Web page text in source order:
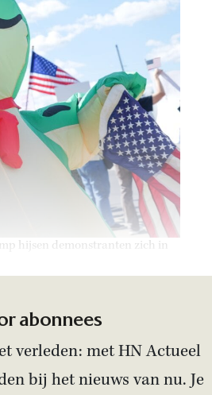
hijsen demonstranten zich in
abonnees
verleden: met HN Actueel
bij het nieuws van nu. Je